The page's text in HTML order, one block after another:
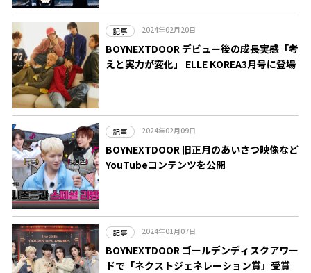
記事 2024年02月20日
BOYNEXTDOOR デビュー後の成長実感「考
えと実力が変化」 ELLE KOREA3月号に登場
記事 2024年02月09日
BOYNEXTDOOR 旧正月のあいさつ映像など
YouTubeコンテンツを公開
記事 2024年01月07日
BOYNEXTDOOR ゴールデンディスクアワー
ドで「ネクストジェネレーション賞」受賞